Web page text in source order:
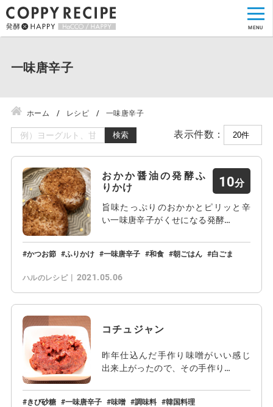
一味唐辛子
ホーム レシピ 一味唐辛子
検索 表示件数：
おかか醤油の発酵ふ
りかけ
10
旨味たっぷりのおかかとピリッと辛
い一味唐辛子がくせになる発酵…
かつお節 ふりかけ 一味唐辛子 和食 朝ごはん 白ごま
ハルのレシピ 2021.05.06
コチュジャン
昨年仕込んだ手作り味噌がいい感じ
出来上がったので、その手作り…
きび砂糖 一味唐辛子 味噌 調味料 韓国料理